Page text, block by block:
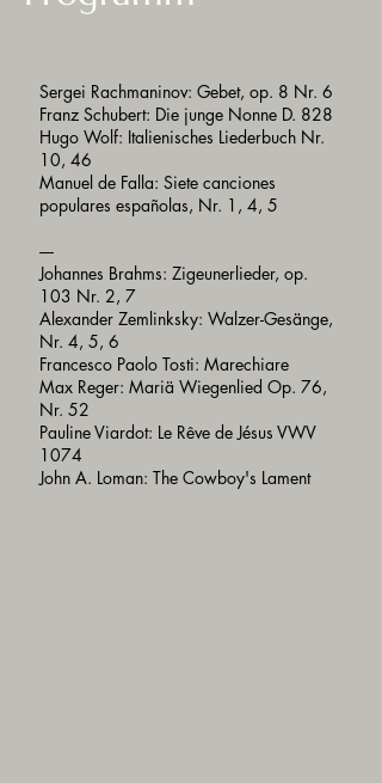
Sergei Rachmaninov: Gebet, op. 8 Nr. 6
Franz Schubert: Die junge Nonne D. 828
Hugo Wolf: Italienisches Liederbuch Nr.
10, 46
Manuel de Falla: Siete canciones
populares españolas, Nr. 1, 4, 5
----
Johannes Brahms: Zigeunerlieder, op.
103 Nr. 2, 7
Alexander Zemlinksky: Walzer-Gesänge,
Nr. 4, 5, 6
Francesco Paolo Tosti: Marechiare
Max Reger: Mariä Wiegenlied Op. 76,
Nr. 52
Pauline Viardot: Le Rêve de Jésus VWV
1074
John A. Loman: The Cowboy's Lament